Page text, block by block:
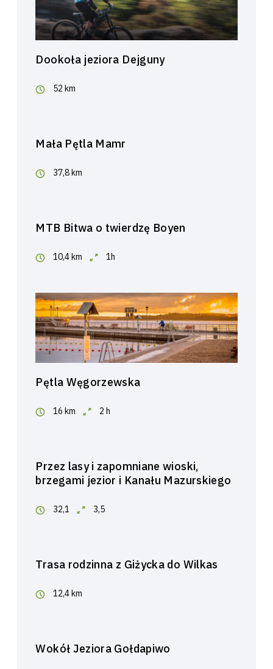
Dookoła jeziora Dejguny
52 km
Mała Pętla Mamr
37,8 km
MTB Bitwa o twierdzę Boyen
10,4 km 1h
Pętla Węgorzewska
16 km 2 h
Przez lasy i zapomniane wioski,
brzegami jezior i Kanału Mazurskiego
32,1 3,5
Trasa rodzinna z Giżycka do Wilkas
12,4 km
Wokół Jeziora Gołdapiwo